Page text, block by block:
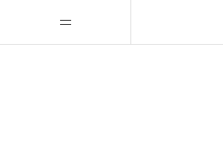
Main Navigation